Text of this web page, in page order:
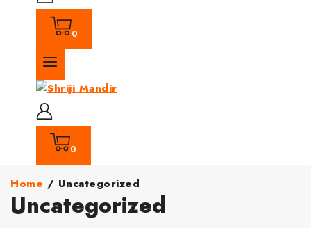
0
0
Home / Uncategorized
Uncategorized